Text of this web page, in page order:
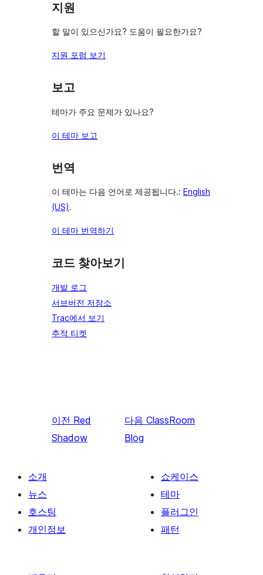
지원
할 말이 있으신가요? 도움이 필요한가요?
지원 포럼 보기
보고
테마가 주요 문제가 있나요?
이 테마 보고
번역
이 테마는 다음 언어로 제공됩니다.: English
(US).
이 테마 번역하기
코드 찾아보기
개발 로그
서브버전 저장소
Trac에서 보기
추적 티켓
이전 Red
Shadow
다음 ClassRoom
Blog
소개
뉴스
호스팅
개인정보
쇼케이스
테마
플러그인
패턴